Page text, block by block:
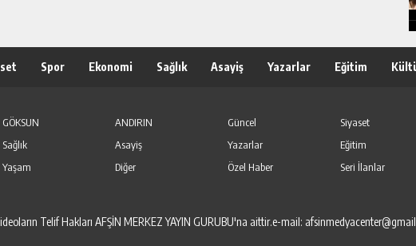
Spor Ekonomi Sağlık Asayiş Yazarlar Eğitim
GÖKSUN ANDIRIN Güncel Siyaset
Sağlık
Asayiş Yazarlar Eğitim
Yaşam
Diğer Özel Haber Seri İlanlar
Telif Hakları AFŞİN MERKEZ YAYIN GURUBU'na aittir.e-mail: